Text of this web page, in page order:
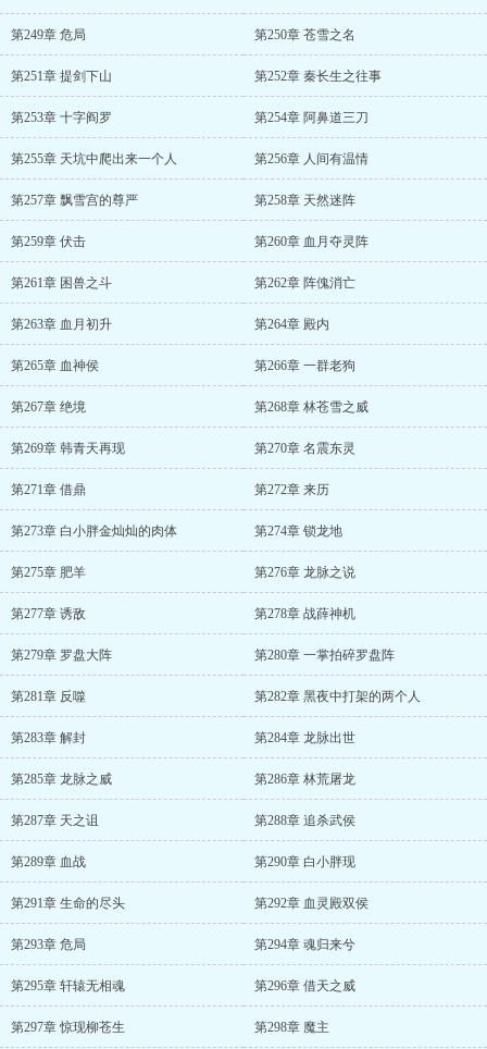
第249章 危局 第250章 苍雪之名
第251章 提剑下山 第252章 秦长生之往事
第253章 十字阎罗 第254章 阿鼻道三刀
第255章 天坑中爬出来一个人 第256章 人间有温情
第257章 飘雪宫的尊严 第258章 天然迷阵
第259章 伏击 第260章 血月夺灵阵
第261章 困兽之斗 第262章 阵傀消亡
第263章 血月初升 第264章 殿内
第265章 血神侯 第266章 一群老狗
第267章 绝境 第268章 林苍雪之威
第269章 韩青天再现 第270章 名震东灵
第271章 借鼎 第272章 来历
第273章 白小胖金灿灿的肉体 第274章 锁龙地
第275章 肥羊 第276章 龙脉之说
第277章 诱敌 第278章 战薛神机
第279章 罗盘大阵 第280章 一掌拍碎罗盘阵
第281章 反噬 第282章 黑夜中打架的两个人
第283章 解封 第284章 龙脉出世
第285章 龙脉之威 第286章 林荒屠龙
第287章 天之诅 第288章 追杀武侯
第289章 血战 第290章 白小胖现
第291章 生命的尽头 第292章 血灵殿双侯
第293章 危局 第294章 魂归来兮
第295章 轩辕无相魂 第296章 借天之威
第297章 惊现柳苍生 第298章 魔主